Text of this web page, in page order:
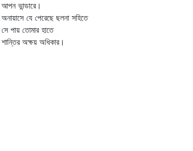
আপন ভান্ডারে।
অনায়াসে যে পেরেছে ছলনা সহিতে
সে পায় তোমার হাতে
শান্তির অক্ষয় অধিকার।